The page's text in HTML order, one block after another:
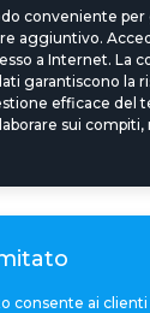
conveniente per
aggiuntivo.
a Internet. La
garantiscono la
efficace del
sui compiti,
consente ai